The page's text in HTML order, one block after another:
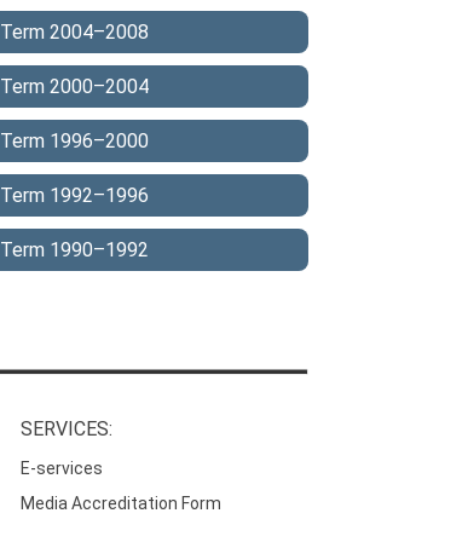
Term 2004–2008
Term 2000–2004
Term 1996–2000
Term 1992–1996
Term 1990–1992
SERVICES:
E-services
Media Accreditation Form